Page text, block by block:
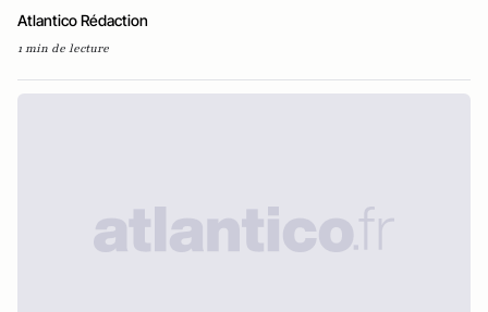
Atlantico Rédaction
1 min de lecture